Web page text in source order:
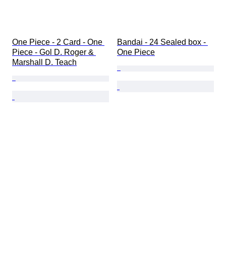
One Piece - 2 Card - One
Piece - Gol D. Roger &
Marshall D. Teach
Bandai - 24 Sealed box -
One Piece